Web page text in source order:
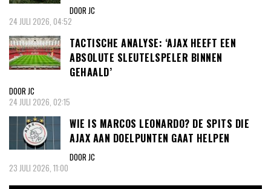
DOOR JC
24 JULI 2026, 04:52
TACTISCHE ANALYSE: ‘AJAX HEEFT EEN
ABSOLUTE SLEUTELSPELER BINNEN
GEHAALD’
DOOR JC
24 JULI 2026, 02:15
WIE IS MARCOS LEONARDO? DE SPITS DIE
AJAX AAN DOELPUNTEN GAAT HELPEN
DOOR JC
23 JULI 2026, 11:00